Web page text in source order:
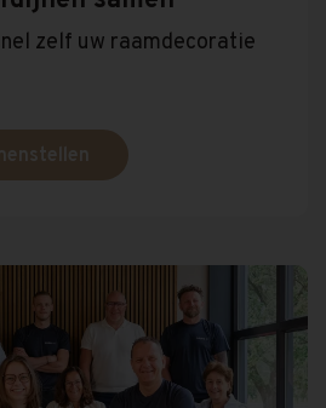
zelf uw raamdecoratie